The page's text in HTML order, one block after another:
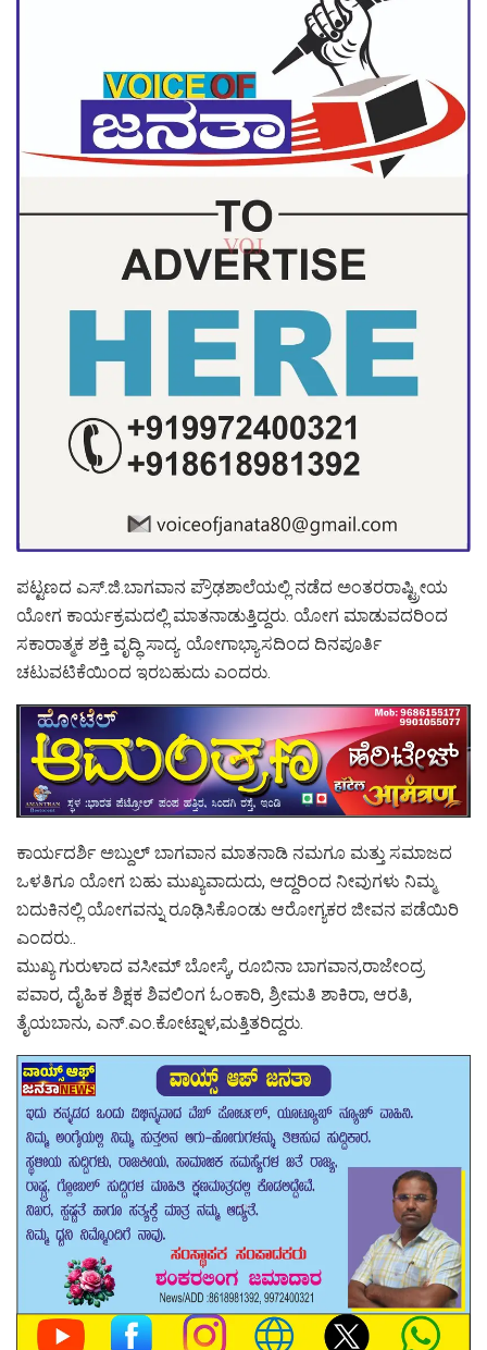
ಪಟ್ಟಣದ ಎಸ್.ಜಿ.ಬಾಗವಾನ ಪ್ರೌಢಶಾಲೆಯಲ್ಲಿ ನಡೆದ ಅಂತರರಾಷ್ಟ್ರೀಯ
ಯೋಗ ಕಾರ್ಯಕ್ರಮದಲ್ಲಿ ಮಾತನಾಡುತ್ತಿದ್ದರು. ಯೋಗ ಮಾಡುವದರಿಂದ
ಸಕಾರಾತ್ಮಕ ಶಕ್ತಿ ವೃದ್ಧಿ ಸಾದ್ಯ. ಯೋಗಾಭ್ಯಾಸದಿಂದ ದಿನಪೂರ್ತಿ
ಚಟುವಟಿಕೆಯಿಂದ ಇರಬಹುದು ಎಂದರು.
ಕಾರ್ಯದರ್ಶಿ ಅಬ್ದುಲ್ ಬಾಗವಾನ ಮಾತನಾಡಿ ನಮಗೂ ಮತ್ತು ಸಮಾಜದ
ಒಳತಿಗೂ ಯೋಗ ಬಹು ಮುಖ್ಯವಾದುದು, ಆದ್ದರಿಂದ ನೀವುಗಳು ನಿಮ್ಮ
ಬದುಕಿನಲ್ಲಿ ಯೋಗವನ್ನು ರೂಢಿಸಿಕೊಂಡು ಆರೋಗ್ಯಕರ ಜೀವನ ಪಡೆಯಿರಿ
ಎಂದರು..
ಮುಖ್ಯ ಗುರುಳಾದ ವಸೀಮ್ ಬೋಸ್ಕೆ, ರೂಬಿನಾ ಬಾಗವಾನ,ರಾಜೇಂದ್ರ
ಪವಾರ, ದೈಹಿಕ ಶಿಕ್ಷಕ ಶಿವಲಿಂಗ ಓಂಕಾರಿ, ಶ್ರೀಮತಿ ಶಾಕಿರಾ, ಆರತಿ,
ತೈಯಬಾನು, ಎನ್.ಎಂ.ಕೋಟ್ನಾಳ,ಮತ್ತಿತರಿದ್ದರು.